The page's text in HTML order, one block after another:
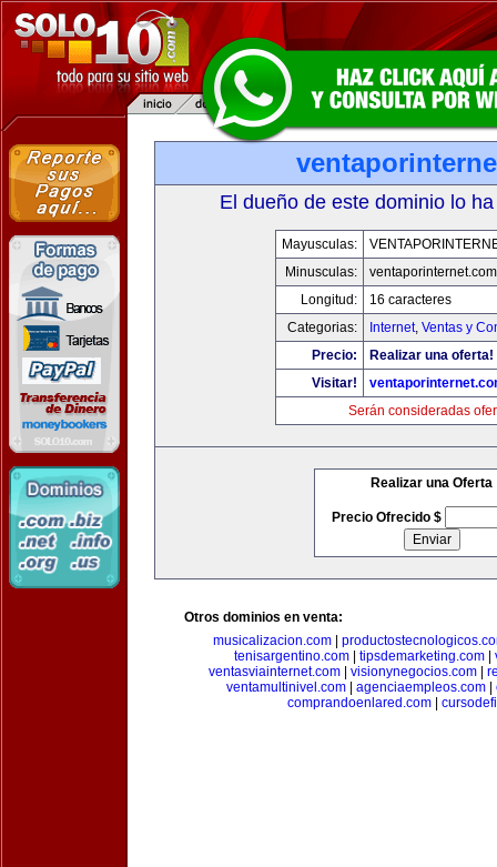
El dueño de este dominio lo
Mayusculas:
Minusculas:
ventaporinternet.com
Longitud:
16 caracteres
Categorias:
Internet, Ventas y
Precio:
Realizar una oferta!
Visitar!
Serán consideradas
Realizar una Oferta
Precio Ofrecido $
Otros dominios en venta:
musicalizacion.com|
tenisargentino.com
tipsdemarketing.com
ventasviainternet.com
visionynegocios.com
ventamultinivel.com| agenciaempleos.com|
comprandoenlared.com|